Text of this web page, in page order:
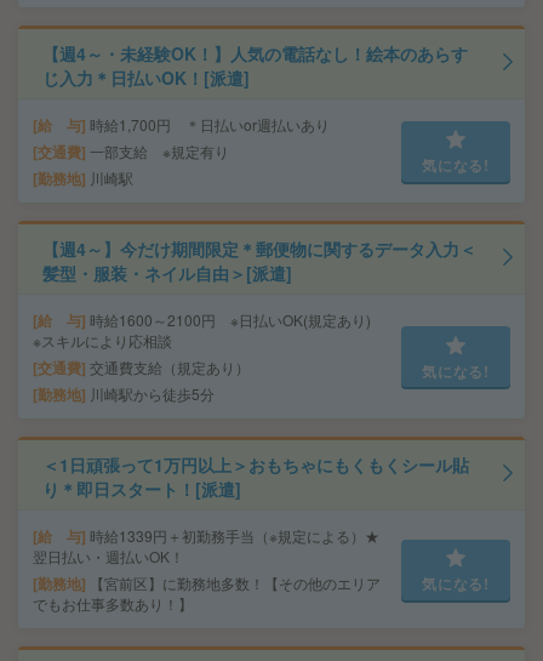
【週4～・未経験OK！】人気の電話なし！絵本のあらす
じ入力＊日払いOK！[派遣]
給 与 時給1,700円 ＊日払いor週払いあり
交通費 一部支給 ※規定有り
勤務地 川崎駅
気になる!
【週4～】今だけ期間限定＊郵便物に関するデータ入力＜
髪型・服装・ネイル自由＞[派遣]
給 与 時給1600～2100円 ※日払いOK(規定あり)
※スキルにより応相談
交通費 交通費支給（規定あり）
勤務地 川崎駅から徒歩5分
気になる!
＜1日頑張って1万円以上＞おもちゃにもくもくシール貼
り＊即日スタート！[派遣]
給 与 時給1339円＋初勤務手当（※規定による）★
翌日払い・週払いOK！
勤務地
【宮前区】に勤務地多数！【その他のエリア
でもお仕事多数あり！】
気になる!